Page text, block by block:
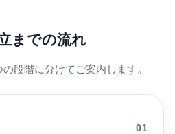
までの流れ
段階に分けてご案内します。
01